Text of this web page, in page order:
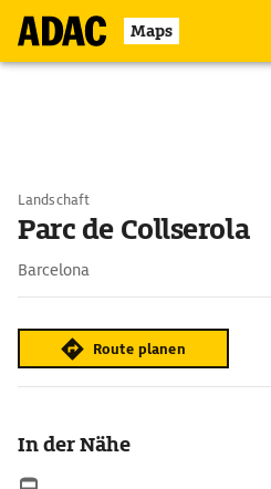
Maps
Landschaft
Parc de Collserola
Barcelona
Route planen
In der Nähe